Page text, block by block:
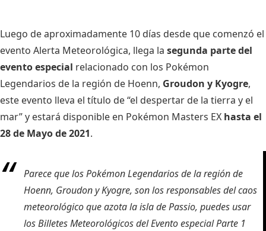
Luego de aproximadamente 10 días desde que comenzó el
evento Alerta Meteorológica, llega la segunda parte del
evento especial relacionado con los Pokémon
Legendarios de la región de Hoenn, Groudon y Kyogre,
este evento lleva el título de “el despertar de la tierra y el
mar” y estará disponible en Pokémon Masters EX hasta el
28 de Mayo de 2021.
Parece que los Pokémon Legendarios de la región de
Hoenn, Groudon y Kyogre, son los responsables del caos
meteorológico que azota la isla de Passio, puedes usar
los Billetes Meteorológicos del Evento especial Parte 1